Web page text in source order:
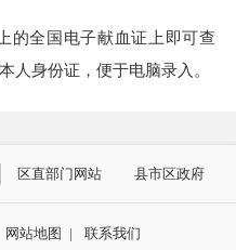
全国电子献血证上即可查
人身份证，便于电脑录入。
区直部门网站 县市区政府
网站地图 | 联系我们